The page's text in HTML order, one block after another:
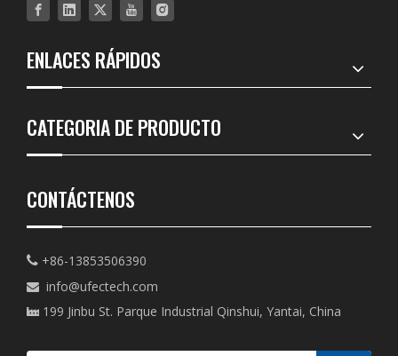
ENLACES RÁPIDOS
CATEGORIA DE PRODUCTO
CONTÁCTENOS
 +86-13853506390
 info@ufectech.com
 199 Jinbu St. Parque Industrial Qinshui, Yantai, China